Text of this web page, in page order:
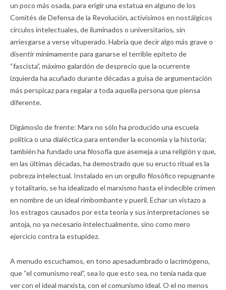
un poco más osada, para erigir una estatua en alguno de los
Comités de Defensa de la Revolución, activísimos en nostálgicos
círculos intelectuales, de iluminados o universitarios, sin
arriesgarse a verse vituperado. Habría que decir algo más grave o
disentir mínimamente para ganarse el terrible epíteto de
“fascista”, máximo galardón de desprecio que la ocurrente
izquierda ha acuñado durante décadas a guisa de argumentación
más perspicaz para regalar a toda aquella persona que piensa
diferente.
Digámoslo de frente: Marx no sólo ha producido una escuela
política o una dialéctica para entender la economía y la historia;
también ha fundado una filosofía que asemeja a una religión y que,
en las últimas décadas, ha demostrado que su eructo ritual es la
pobreza intelectual. Instalado en un orgullo filosófico repugnante
y totalitario, se ha idealizado el marxismo hasta el indecible crimen
en nombre de un ideal rimbombante y pueril. Echar un vistazo a
los estragos causados por esta teoría y sus interpretaciones se
antoja, no ya necesario intelectualmente, sino como mero
ejercicio contra la estupidez.
A menudo escuchamos, en tono apesadumbrado o lacrimógeno,
que “el comunismo real”, sea lo que esto sea, no tenía nada que
ver con el ideal marxista, con el comunismo ideal. O el no menos